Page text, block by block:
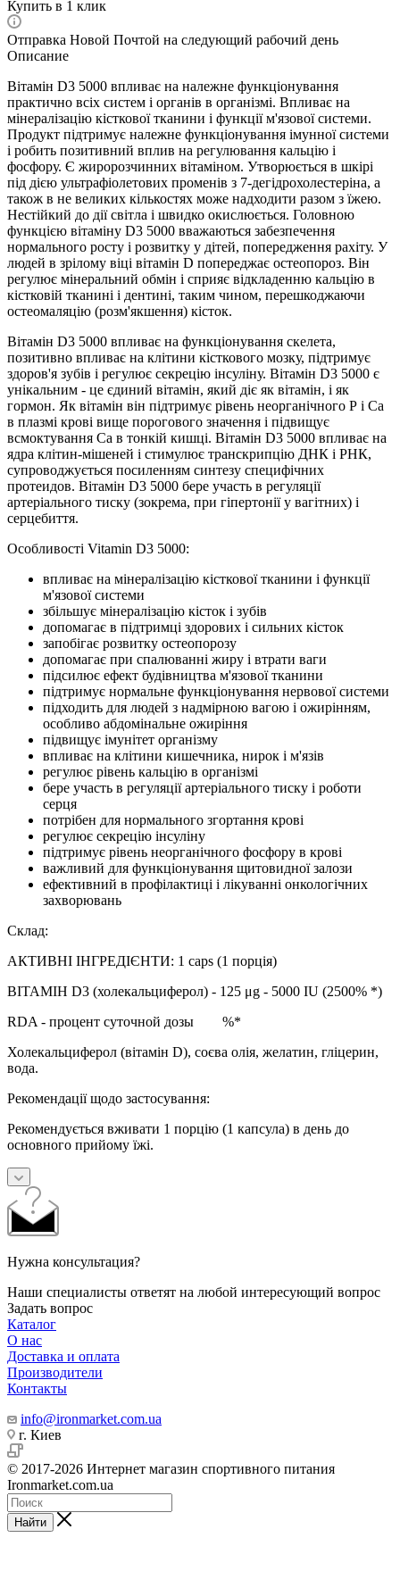
Купить в 1 клик
Отправка Новой Почтой на следующий рабочий день
Описание
Вітамін D3 5000 впливає на належне функціонування
практично всіх систем і органів в організмі. Впливає на
мінералізацію кісткової тканини і функції м'язової системи.
Продукт підтримує належне функціонування імунної системи
і робить позитивний вплив на регулювання кальцію і
фосфору. Є жиророзчинних вітаміном. Утворюється в шкірі
під дією ультрафіолетових променів з 7-дегідрохолестеріна, а
також в не великих кількостях може надходити разом з їжею.
Нестійкий до дії світла і швидко окислюється. Головною
функцією вітаміну D3 5000 вважаються забезпечення
нормального росту і розвитку у дітей, попередження рахіту. У
людей в зрілому віці вітамін D попереджає остеопороз. Він
регулює мінеральний обмін і сприяє відкладенню кальцію в
кістковій тканині і дентині, таким чином, перешкоджаючи
остеомаляцію (розм'якшення) кісток.
Вітамін D3 5000 впливає на функціонування скелета,
позитивно впливає на клітини кісткового мозку, підтримує
здоров'я зубів і регулює секрецію інсуліну. Вітамін D3 5000 є
унікальним - це єдиний вітамін, який діє як вітамін, і як
гормон. Як вітамін він підтримує рівень неорганічного Р і Са
в плазмі крові вище порогового значення і підвищує
всмоктування Са в тонкій кишці. Вітамін D3 5000 впливає на
ядра клітин-мішеней і стимулює транскрипцію ДНК і РНК,
супроводжується посиленням синтезу специфічних
протеидов. Вітамін D3 5000 бере участь в регуляції
артеріального тиску (зокрема, при гіпертонії у вагітних) і
серцебиття.
Особливості Vitamin D3 5000:
впливає на мінералізацію кісткової тканини і функції
м'язової системи
збільшує мінералізацію кісток і зубів
допомагає в підтримці здорових і сильних кісток
запобігає розвитку остеопорозу
допомагає при спалюванні жиру і втрати ваги
підсилює ефект будівництва м'язової тканини
підтримує нормальне функціонування нервової системи
підходить для людей з надмірною вагою і ожирінням,
особливо абдомінальне ожиріння
підвищує імунітет організму
впливає на клітини кишечника, нирок і м'язів
регулює рівень кальцію в організмі
бере участь в регуляції артеріального тиску і роботи
серця
потрібен для нормального згортання крові
регулює секрецію інсуліну
підтримує рівень неорганічного фосфору в крові
важливий для функціонування щитовидної залози
ефективний в профілактиці і лікуванні онкологічних
захворювань
Склад:
АКТИВНІ ІНГРЕДІЄНТИ: 1 caps (1 порція)
ВІТАМІН D3 (холекальциферол) - 125 μg - 5000 IU (2500% *)
RDA - процент суточной дозы %*
Холекальциферол (вітамін D), соєва олія, желатин, гліцерин,
вода.
Рекомендації щодо застосування:
Рекомендується вживати 1 порцію (1 капсула) в день до
основного прийому їжі.
Нужна консультация?
Наши специалисты ответят на любой интересующий вопрос
Задать вопрос
Каталог
О нас
Доставка и оплата
Производители
Контакты
info@ironmarket.com.ua
г. Киев
© 2017-2026 Интернет магазин спортивного питания
Ironmarket.com.ua
Найти